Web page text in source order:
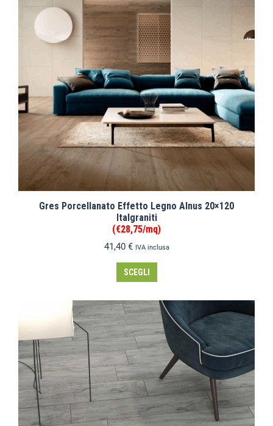
Gres Porcellanato Effetto Legno Alnus 20×120
Italgraniti
(€28,75/mq)
41,40 € IVA inclusa
SCEGLI